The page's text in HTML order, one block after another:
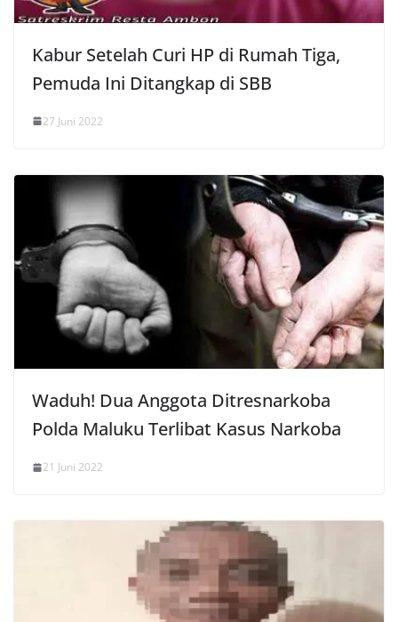
Kabur Setelah Curi HP di Rumah Tiga,
Pemuda Ini Ditangkap di SBB
27 Juni 2022
Waduh! Dua Anggota Ditresnarkoba
Polda Maluku Terlibat Kasus Narkoba
21 Juni 2022